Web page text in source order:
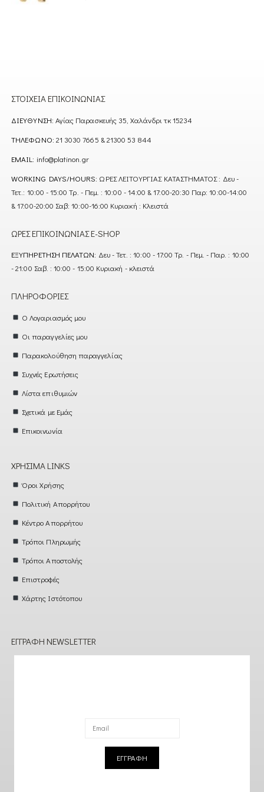
ΣΤΟΙΧΕΊΑ ΕΠΙΚΟΙΝΩΝΊΑΣ
ΔΙΕΎΘΥΝΣΗ: Αγίας Παρασκευής 35, Χαλάνδρι τκ 15234
ΤΗΛΈΦΩΝΟ: 21 3030 7665 & 21300 53 844
EMAIL: info@platinon.gr
WORKING DAYS/HOURS: ΩΡΕΣ ΛΕΙΤΟΥΡΓΙΑΣ ΚΑΤΑΣΤΗΜΑΤΟΣ : Δευ -
Τετ.: 10:00 - 15:00 Τρ. - Πεμ. : 10:00 - 14:00 & 17:00-20:30 Παρ: 10:00-14:00
& 17:00-20:00 Σαβ: 10:00-16:00 Κυριακή : Κλειστά
ΏΡΕΣ ΕΠΙΚΟΙΝΩΝΊΑΣ E-SHOP
ΕΞΥΠΗΡΈΤΗΣΗ ΠΕΛΑΤΏΝ: Δευ - Τετ. : 10:00 - 17:00 Τρ. - Πεμ. - Παρ. : 10:00
- 21:00 Σαβ. : 10:00 - 15:00 Κυριακή - κλειστά
ΠΛΗΡΟΦΟΡΊΕΣ
Ο Λογαριασμός μου
Οι παραγγελίες μου
Παρακολούθηση παραγγελίας
Συχνές Ερωτήσεις
Λίστα επιθυμιών
Σχετικά με Εμάς
Επικοινωνία
ΧΡΉΣΙΜΑ LINKS
Όροι Χρήσης
Πολιτική Απορρήτου
Κέντρο Απορρήτου
Τρόποι Πληρωμής
Τρόποι Αποστολής
Επιστροφές
Χάρτης Ιστότοπου
ΕΓΓΡΑΦΉ NEWSLETTER
ΕΓΓΡΑΦΗ